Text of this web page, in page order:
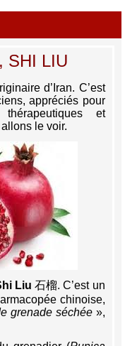
SHI LIU
d’Iran. C’est
appréciés pour
et
le voir.
Liu 石榴. C’est un
chinoise,
grenade séchée »,